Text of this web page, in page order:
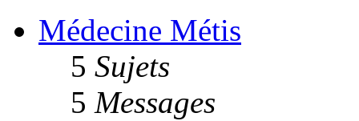
Médecine Métis
5 Sujets
5 Messages